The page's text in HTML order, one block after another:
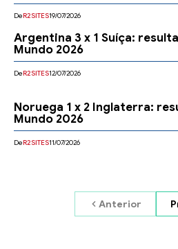
DeR2SITES19/07/2026
Argentina 3 x 1 Suíça:
Mundo 2026
DeR2SITES12/07/2026
Noruega 1 x 2 Inglaterra:
Mundo 2026
DeR2SITES11/07/2026
Anterior